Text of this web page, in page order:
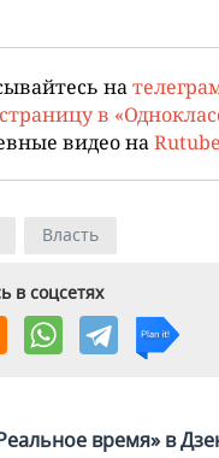
на
страницу в
видео на Rutube
Власть
в соцсетях
время» в